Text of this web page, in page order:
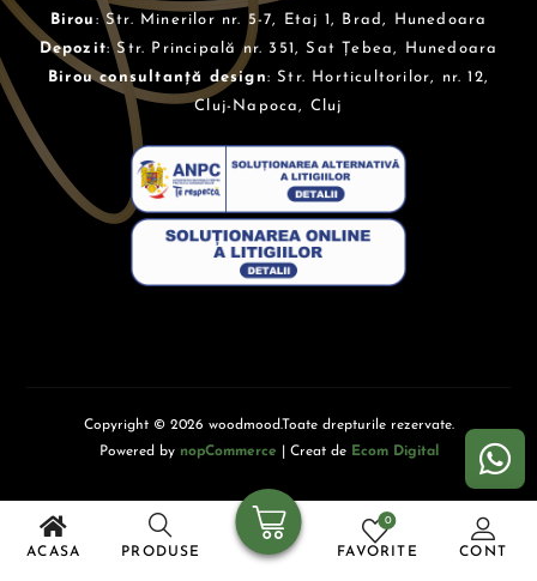
ACASA PRODUSE CONT
FAVORITE
0
Birou : Str. Minerilor nr. 5-7, Etaj 1, Brad, Hunedoara
Depozit: Str. Principală nr. 351, Sat Țebea, Hunedoara
Birou consultanță design: Str. Horticultorilor, nr. 12,
Cluj-Napoca, Cluj
Copyright © 2026 woodmood.Toate drepturile rezervate.
Powered by nopCommerce | Creat de Ecom Digital